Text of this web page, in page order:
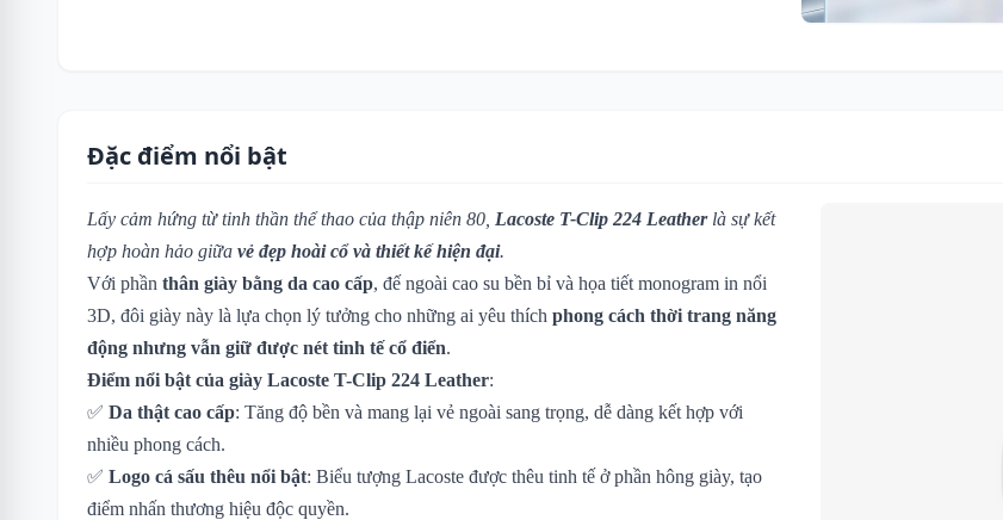
Đặc điểm nổi bật
Lấy cảm hứng từ tinh thần thể thao của thập niên 80, Lacoste T-Clip 224 Leatherlà sự kết
hợp hoàn hảo giữa vẻ đẹp hoài cổ và thiết kế hiện đại.
Với phần thân giày bằng da cao cấp, đế ngoài cao su bền bỉ và họa tiết monogram in nổi
3D, đôi giày này là lựa chọn lý tưởng cho những ai yêu thích phong cách thời trang năng
động nhưng vẫn giữ được nét tinh tế cổ điển.
Điểm nổi bật của giày Lacoste T-Clip 224 Leather:
✅ Da thật cao cấp: Tăng độ bền và mang lại vẻ ngoài sang trọng, dễ dàng kết hợp với
nhiều phong cách.
✅ Logo cá sấu thêu nổi bật: Biểu tượng Lacoste được thêu tinh tế ở phần hông giày, tạo
điểm nhấn thương hiệu độc quyền.